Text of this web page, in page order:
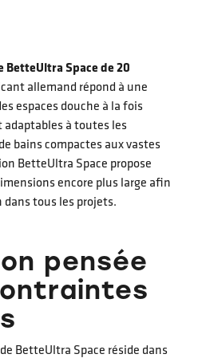
BetteUltra Space de 20
allemand répond à une
espaces douche à la fois
à toutes les
bains compactes aux vastes
BetteUltra Space propose
encore plus large afin
dans tous les projets.
pensée
BetteUltra Space réside dans